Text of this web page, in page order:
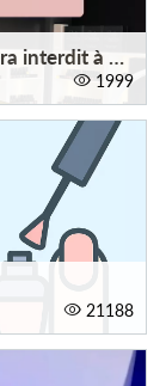
Blog : Le pigment argent CI 77820 sera interdit à partir du 1er mai 2026
1999
21188